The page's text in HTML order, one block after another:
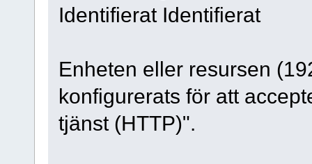
Identifierat Identifierat
Enheten eller resursen
konfigurerats för att
tjänst (HTTP)".